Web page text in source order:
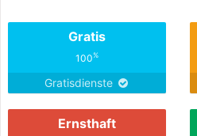
Gratis
100%
Gratisdienste
Ernsthaft